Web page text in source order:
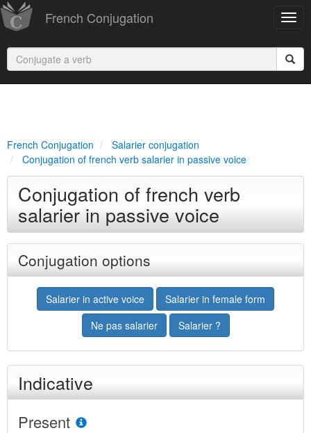
French Conjugation
French Conjugation
Salarier conjugation
Conjugation of french verb salarier in passive voice
Conjugation of french verb
salarier in passive voice
Conjugation options
Salarier in active voice
Salarier in female form
Ne pas salarier
Salarier ?
Indicative
Present